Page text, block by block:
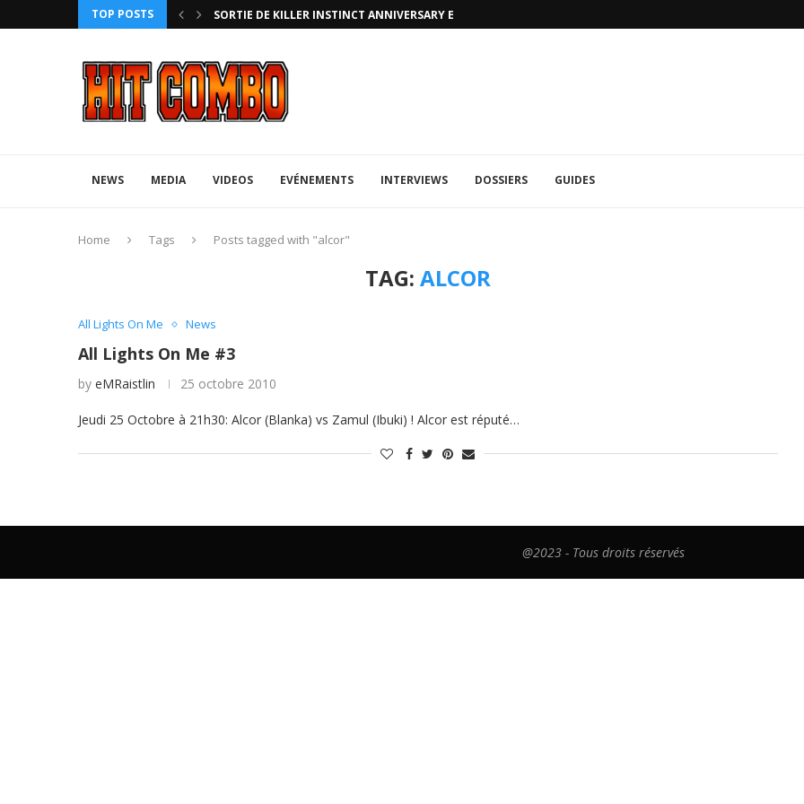
TOP POSTS
AVEC ROLLBACK... SORTIE DE KILLER INSTINCT ANNIVERSARY EDITION
NEWS MEDIA VIDEOS EVÉNEMENTS INTERVIEWS DOSSIERS GUIDES
Home Tags Posts tagged with "alcor"
TAG: ALCOR
All Lights On Me News
All Lights On Me #3
by eMRaistlin 25 octobre 2010
Jeudi 25 Octobre à 21h30: Alcor (Blanka) vs Zamul (Ibuki) ! Alcor est réputé…
@2023 - Tous droits réservés